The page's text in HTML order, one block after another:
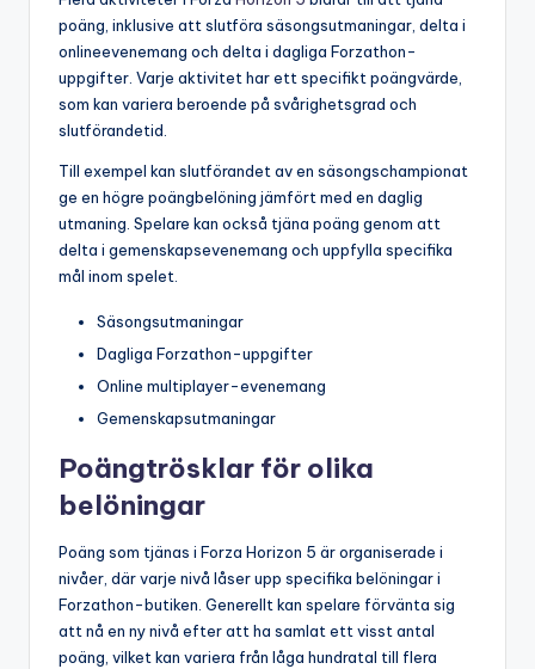
poäng, inklusive att slutföra säsongsutmaningar, delta i
onlineevenemang och delta i dagliga Forzathon-
uppgifter. Varje aktivitet har ett specifikt poängvärde,
som kan variera beroende på svårighetsgrad och
slutförandetid.
Till exempel kan slutförandet av en säsongschampionat
ge en högre poängbelöning jämfört med en daglig
utmaning. Spelare kan också tjäna poäng genom att
delta i gemenskapsevenemang och uppfylla specifika
mål inom spelet.
Säsongsutmaningar
Dagliga Forzathon-uppgifter
Online multiplayer-evenemang
Gemenskapsutmaningar
Poängtrösklar för olika
belöningar
Poäng som tjänas i Forza Horizon 5 är organiserade i
nivåer, där varje nivå låser upp specifika belöningar i
Forzathon-butiken. Generellt kan spelare förvänta sig
att nå en ny nivå efter att ha samlat ett visst antal
poäng, vilket kan variera från låga hundratal till flera